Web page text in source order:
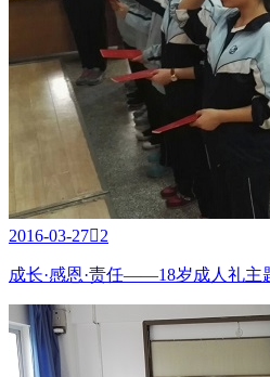
2016-03-272
成长·感恩·责任——18岁成人礼主